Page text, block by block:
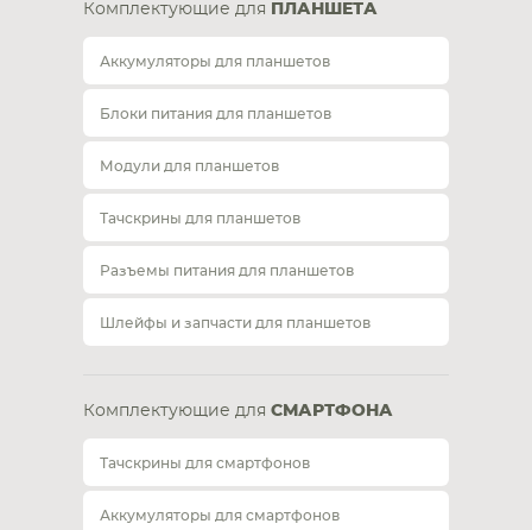
Комплектующие для ПЛАНШЕТА
Аккумуляторы для планшетов
Блоки питания для планшетов
Модули для планшетов
Тачскрины для планшетов
Разъемы питания для планшетов
Шлейфы и запчасти для планшетов
Комплектующие для СМАРТФОНА
Тачскрины для смартфонов
Аккумуляторы для смартфонов